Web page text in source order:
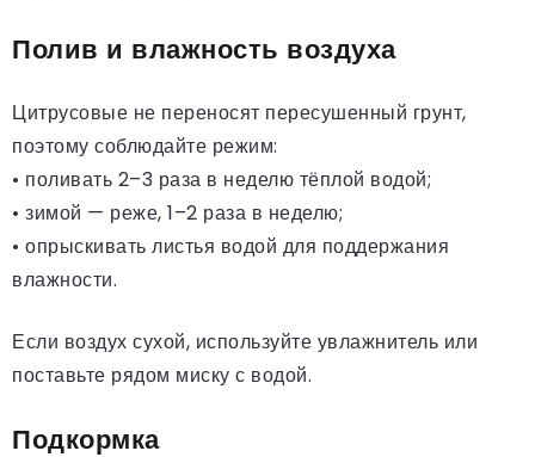
Полив и влажность воздуха
Цитрусовые не переносят пересушенный грунт,
поэтому соблюдайте режим:
• поливать 2–3 раза в неделю тёплой водой;
• зимой — реже, 1–2 раза в неделю;
• опрыскивать листья водой для поддержания
влажности.
Если воздух сухой, используйте увлажнитель или
поставьте рядом миску с водой.
Подкормка